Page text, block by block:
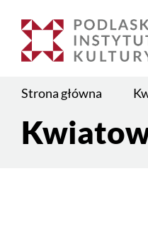
stronie:
Kwiatowe
Strona główna
Treść
strony